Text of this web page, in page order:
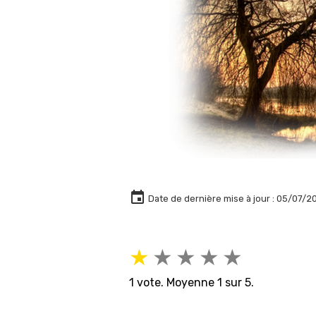
Date de dernière mise à jour : 05/07/
★ ★ ★ ★ ★
1 vote. Moyenne 1 sur 5.